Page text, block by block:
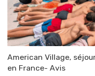
American Village,
en France- Avis